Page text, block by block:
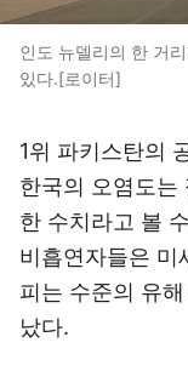
인도 뉴델리의 한 거
있다.[로이터]
1위 파키스탄의
한국의 오염도는
한 수치라고 볼
비흡연자들은 미
피는 수준의 유
났다.